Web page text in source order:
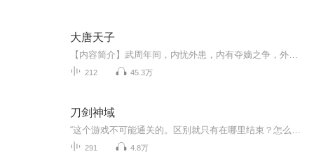
大唐天子
212 45.3万
刀剑神域
291 4.8万